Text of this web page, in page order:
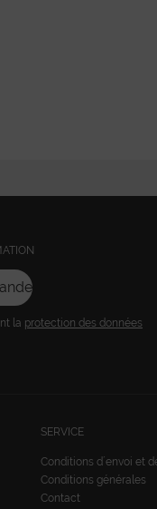
la protection des données
SERVICE
Conditions d´envoi et
Conditions générales
Contact